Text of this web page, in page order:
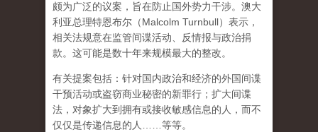
颇为广泛的议案，旨在防止国外势力干涉。澳大
利亚总理特恩布尔（Malcolm Turnbull）表示，
相关法规意在监管间谍活动、反情报与政治捐
款。这可能是数十年来规模最大的整改。
有关提案包括：针对国内政治和经济的外国间谍
干预活动或盗窃商业秘密的新罪行；扩大间谍
法，对象扩大到拥有或接收敏感信息的人，而不
仅仅是传递信息的人……等等。